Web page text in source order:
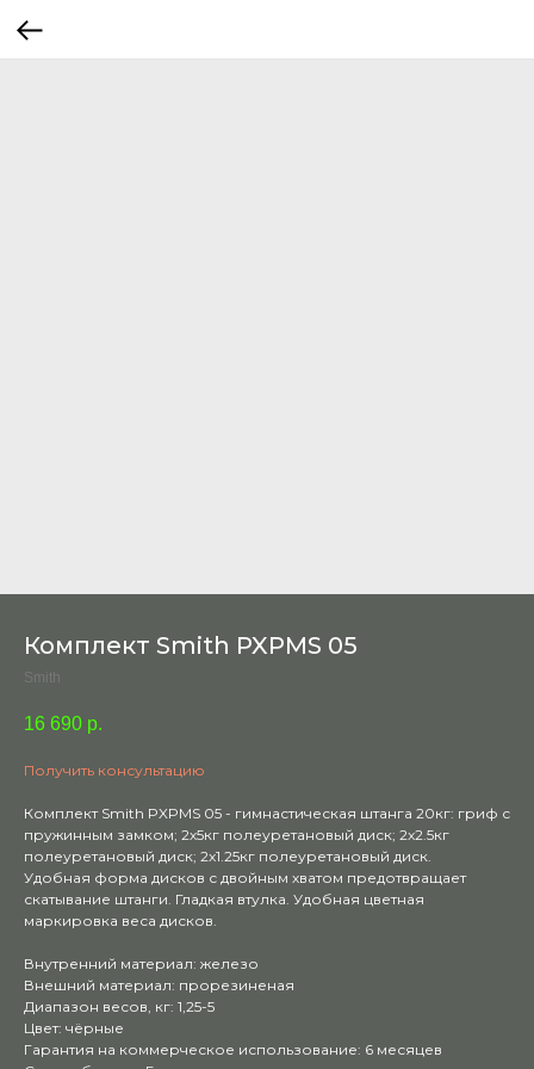
Комплект Smith PXPMS 05
Smith
16 690 р.
Получить консультацию
Комплект Smith PXPMS 05 - гимнастическая штанга 20кг: гриф с
пружинным замком; 2х5кг полеуретановый диск; 2x2.5кг
полеуретановый диск; 2x1.25кг полеуретановый диск.
Удобная форма дисков с двойным хватом предотвращает
скатывание штанги. Гладкая втулка. Удобная цветная
маркировка веса дисков.
Внутренний материал: железо
Внешний материал: прорезиненая
Диапазон весов, кг: 1,25-5
Цвет: чёрные
Гарантия на коммерческое использование: 6 месяцев